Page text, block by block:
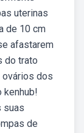
uterinas
de 10 cm
afastarem
do trato
ovários dos
kenhub!
suas
de